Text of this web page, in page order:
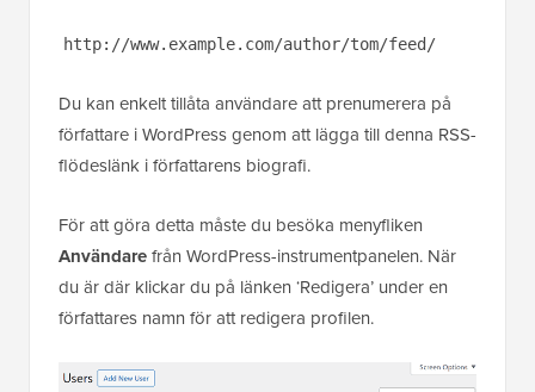
http://www.example.com/author/tom/feed/
Du kan enkelt tillåta användare att prenumerera på
författare i WordPress genom att lägga till denna RSS-
flödeslänk i författarens biografi.
För att göra detta måste du besöka menyfliken
Användarefrån WordPress-instrumentpanelen. När
du är där klickar du på länken ‘Redigera’ under en
författares namn för att redigera profilen.